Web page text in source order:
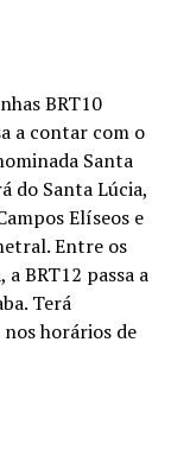
BRT10
a contar com o
Santa
do Santa Lúcia,
Elíseos e
Entre os
BRT12 passa a
Terá
horários de